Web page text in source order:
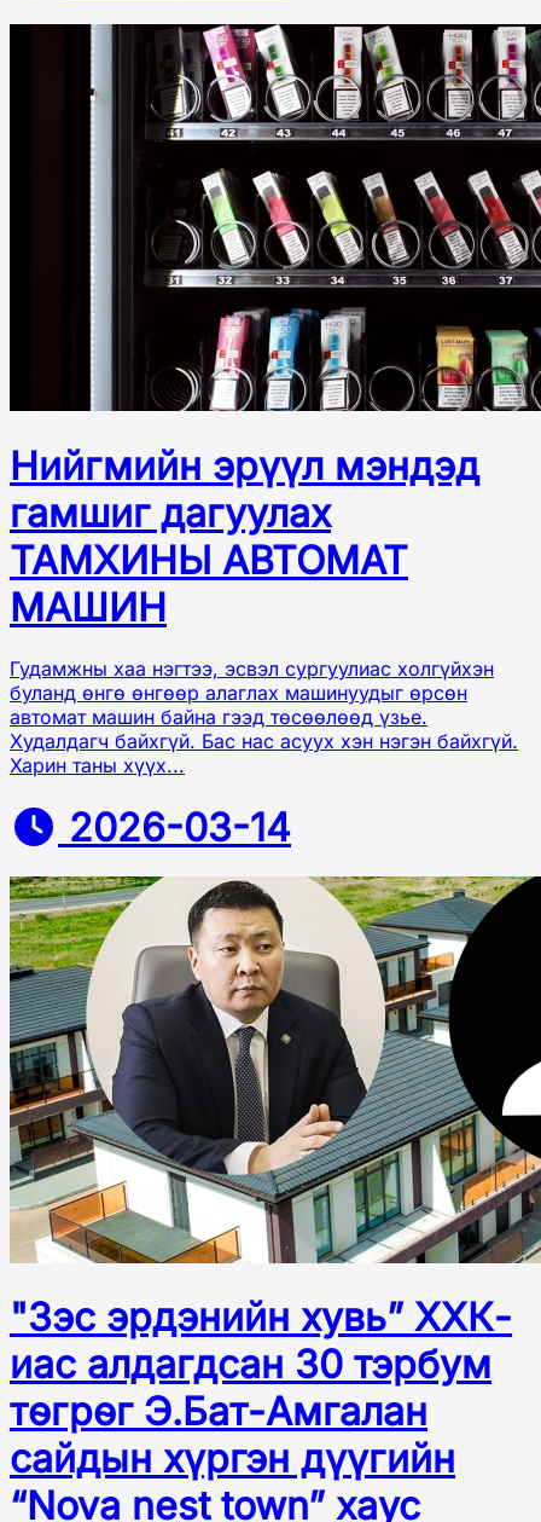
Нийгмийн эрүүл мэндэд
гамшиг дагуулах
ТАМХИНЫ АВТОМАТ
МАШИН
Гудамжны хаа нэгтээ, эсвэл сургуулиас холгүйхэн
буланд өнгө өнгөөр алаглах машинуудыг өрсөн
автомат машин байна гээд төсөөлөөд үзье.
Худалдагч байхгүй. Бас нас асуух хэн нэгэн байхгүй.
Харин таны хүүх...
2026-03-14
"Зэс эрдэнийн хувь” ХХК-
иас алдагдсан 30 тэрбум
төгрөг Э.Бат-Амгалан
сайдын хүргэн дүүгийн
“Nova nest town” хаус